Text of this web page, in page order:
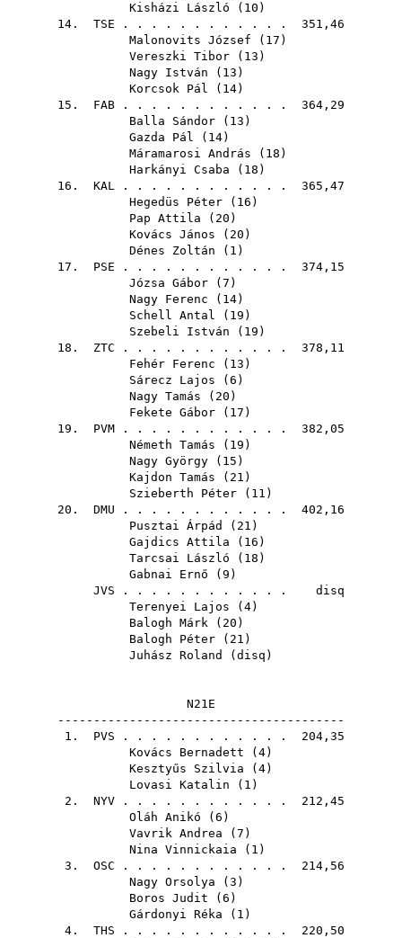
Kisházi László ( 10 )
14. TSE . . . . . . . . . . . . 351,46
Malonovits József ( 17 )
Vereszki Tibor ( 13 )
Nagy István ( 13 )
Korcsok Pál ( 14)
15. FAB . . . . . . . . . . . . 364,29
Balla Sándor ( 13 )
Gazda Pál ( 14)
Máramarosi András ( 18 )
Harkányi Csaba ( 18 )
16. KAL . . . . . . . . . . . . 365,47
Hegedüs Péter ( 16 )
Pap Attila ( 20 )
Kovács János ( 20 )
Dénes Zoltán ( 1 )
17. PSE . . . . . . . . . . . . 374,15
Józsa Gábor ( 7 )
Nagy Ferenc ( 14)
Schell Antal ( 19 )
Szebeli István ( 19 )
18. ZTC . . . . . . . . . . . . 378,11
Fehér Ferenc ( 13 )
Sárecz Lajos ( 6 )
Nagy Tamás ( 20 )
Fekete Gábor ( 17 )
19. PVM . . . . . . . . . . . . 382,05
Németh Tamás ( 19 )
Nagy György ( 15 )
Kajdon Tamás ( 21 )
Szieberth Péter ( 11 )
20. DMU . . . . . . . . . . . . 402,16
Pusztai Árpád
( 21 )
Gajdics Attila ( 16 )
Tarcsai László ( 18 )
Gabnai Ernő ( 9 )
JVS . . . . . . . . . . . . disq
Terenyei Lajos ( 4)
Balogh Márk ( 20 )
Balogh Péter ( 21 )
Juhász Roland
( disq )
N21E
----------------------------------------
1. PVS . . . . . . . . . . . . 204,35
Kovács Bernadett ( 4)
Kesztyűs Szilvia ( 4)
Lovasi Katalin ( 1 )
2. NYV . . . . . . . . . . . . 212,45
Oláh Anikó ( 6 )
Vavrik Andrea ( 7 )
Nina Vinnickaia ( 1 )
3. OSC . . . . . . . . . . . . 214,56
Nagy Orsolya ( 3 )
Boros Judit ( 6 )
Gárdonyi Réka ( 1 )
4. THS . . . . . . . . . . . . 220,50